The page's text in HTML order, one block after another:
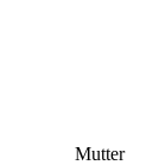
Mutter